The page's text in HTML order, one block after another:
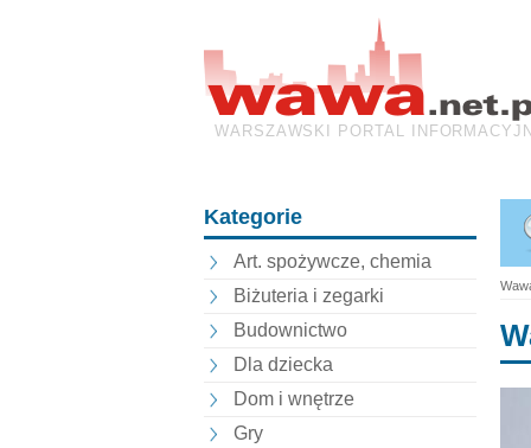
WARSZAWSKI PORTAL
Kategorie
Art. spożywcze, chemia
Biżuteria i zegarki
Budownictwo
Dla dziecka
Dom i wnętrze
Gry